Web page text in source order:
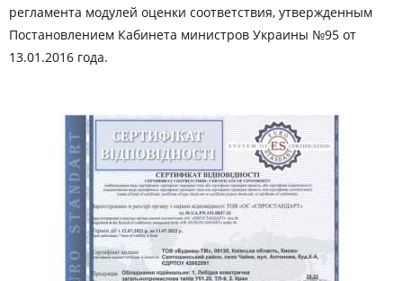
регламента модулей оценки соответствия, утвержденным
Постановлением Кабинета министров Украины №95 от
13.01.2016 года.